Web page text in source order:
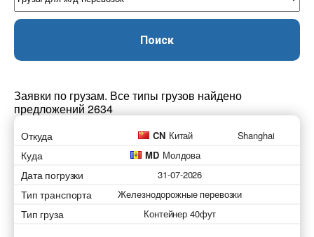
Поиск
Заявки по грузам. Все типы грузов найдено
предложений 2634
Откуда CN Китай Shanghai
Куда MD Молдова
Дата погрузки 31-07-2026
Тип транспорта Железнодорожные перевозки
Тип груза Контейнер 40фут